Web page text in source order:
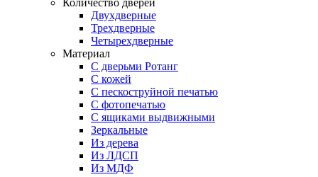
Количество дверей
Двухдверные
Трехдверные
Четырехдверные
Материал
C дверьми Ротанг
C кожей
C пескоструйной печатью
C фотопечатью
C ящиками выдвижными
Зеркальные
Из дерева
Из ЛДСП
Из МДФ